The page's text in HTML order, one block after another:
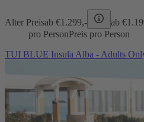
Alter Preisab €1.299,- ab €
pro PersonPreis pro Person
TUI BLUE Insula Alba - Adults